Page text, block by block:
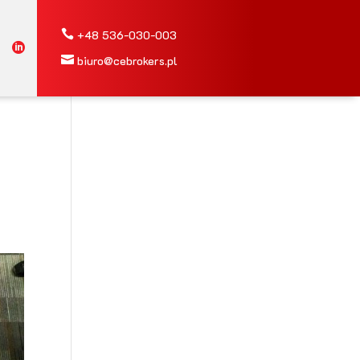

 +48 536-030-003
 biuro@cebrokers.pl